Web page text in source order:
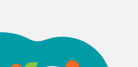
5.000 Loja 1076 - Iguatemi, São José do
Carlos Kuntz Busch, 800 - Loja 68